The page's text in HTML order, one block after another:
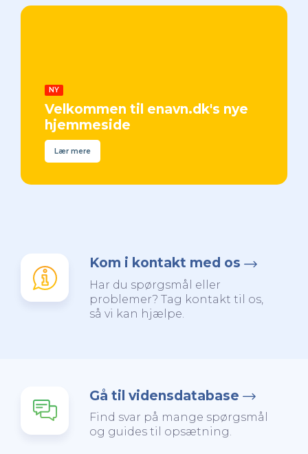
NY
Velkommen til enavn.dk's nye
hjemmeside
Lær mere
Kom i kontakt med os
Har du spørgsmål eller
problemer? Tag kontakt til os,
så vi kan hjælpe.
Gå til vidensdatabase
Find svar på mange spørgsmål
og guides til opsætning.